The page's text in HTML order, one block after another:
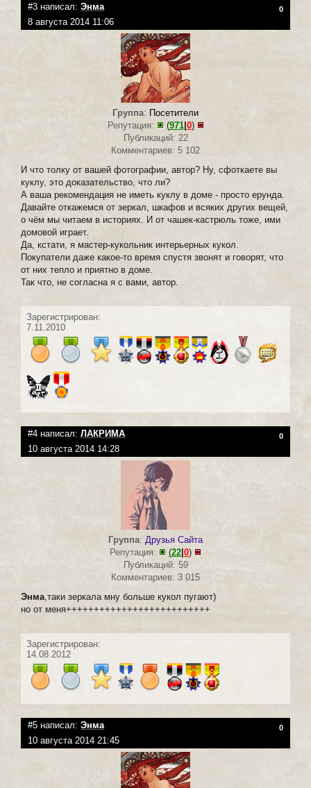
#3 написал: Энма 0
8 августа 2014 11:06
Группа: Посетители
Репутация:
(971|0)
Публикаций: 22
Комментариев: 5 102
И что толку от вашей фотографии, автор? Ну, сфоткаете вы
куклу, это доказательство, что ли?
А ваша рекомендация не иметь куклу в доме - просто ерунда.
Давайте откажемся от зеркал, шкафов и всяких других вещей,
о чём мы читаем в историях. И от чашек-кастрюль тоже, ими
домовой играет.
Да, кстати, я мастер-кукольник интерьерных кукол.
Покупатели даже какое-то время спустя звонят и говорят, что
от них тепло и приятно в доме.
Так что, не согласна я с вами, автор.
Зарегистрирован:
7.11.2010
#4 написал: ЛАКРИМА 0
10 августа 2014 14:28
Группа: Друзья Сайта
Репутация:
(22|0)
Публикаций: 59
Комментариев: 3 015
Энма ,таки зеркала мну больше кукол пугают)
но от меня++++++++++++++++++++++++++
Зарегистрирован:
14.08.2012
#5 написал: Энма 0
10 августа 2014 21:45